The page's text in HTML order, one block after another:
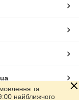
та
найближчого